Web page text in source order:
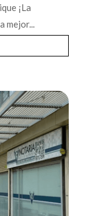
¡La
mejor...